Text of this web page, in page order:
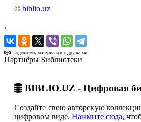
© biblio.uz
‹
›
Поделитесь материалом с друзьями
Партнёры Библиотеки
BIBLIO.UZ - Цифровая
Создайте свою авторскую
цифровом виде. Нажмите сюда,